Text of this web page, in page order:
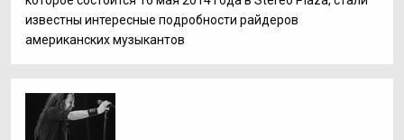
известны интересные подробности райдеров
американских музыкантов